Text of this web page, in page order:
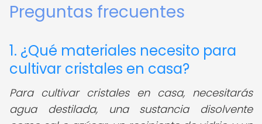
Preguntas frecuentes
1. ¿Qué materiales necesito para
cultivar cristales en casa?
Para cultivar cristales en casa, necesitarás
agua destilada, una sustancia disolvente